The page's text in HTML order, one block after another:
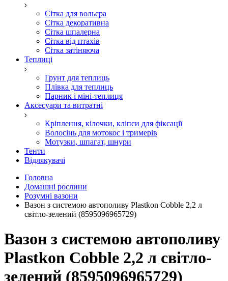
Сітка для вольєра
Сітка декоративна
Сітка шпалерна
Сітка від птахів
Сітка затіняюча
Теплиці
Грунт для теплиць
Плівка для теплиць
Парник і міні-теплиця
Аксесуари та витратні
Кріплення, кілочки, кліпси для фіксації
Волосінь для мотокос і тримерів
Мотузки, шпагат, шнури
Тенти
Відлякувачі
Головна
Домашні рослини
Розумні вазони
Вазон з системою автополиву Plastkon Cobble 2,2 л
світло-зелений (8595096965729)
Вазон з системою автополиву
Plastkon Cobble 2,2 л світло-
зелений (8595096965729)